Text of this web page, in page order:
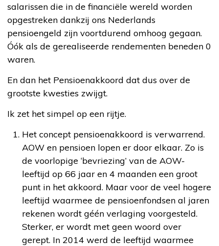
salarissen die in de financiële wereld worden
opgestreken dankzij ons Nederlands
pensioengeld zijn voortdurend omhoog gegaan.
Óók als de gerealiseerde rendementen beneden 0
waren.
En dan het Pensioenakkoord dat dus over de
grootste kwesties zwijgt.
Ik zet het simpel op een rijtje.
Het concept pensioenakkoord is verwarrend.
AOW en pensioen lopen er door elkaar. Zo is
de voorlopige ‘bevriezing’ van de AOW-
leeftijd op 66 jaar en 4 maanden een groot
punt in het akkoord. Maar voor de veel hogere
leeftijd waarmee de pensioenfondsen al jaren
rekenen wordt géén verlaging voorgesteld.
Sterker, er wordt met geen woord over
gerept. In 2014 werd de leeftijd waarmee